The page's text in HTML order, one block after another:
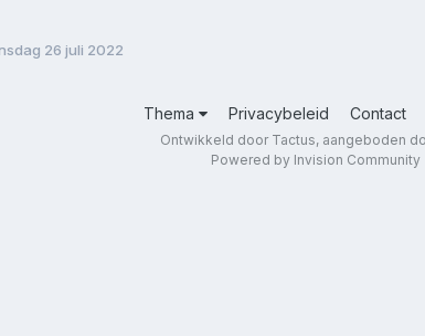
26 juli 2022
Thema Privacybeleid Contact
Ontwikkeld door Tactus, aangeboden
Powered by Invision Community